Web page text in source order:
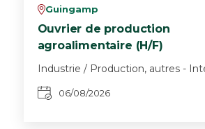
vGuingamp
Ouvrier de production
agroalimentaire (H/F)
Industrie / Production, autres -
06/08/2026